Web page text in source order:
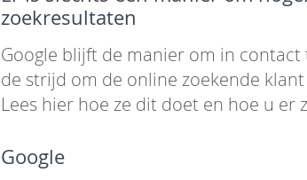
zoekresultaten
Google blijft de manier om in
de strijd om de online zoekende
Lees hier hoe ze dit doet en hoe u er
Google